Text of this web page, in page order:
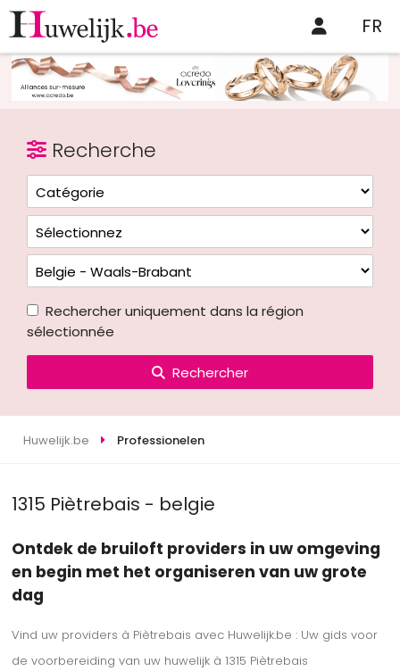
FR
Recherche
Rechercher uniquement dans la région
sélectionnée
Rechercher
Huwelijk.be Professionelen
1315 Piètrebais - belgie
Ontdek de bruiloft providers in uw omgeving
en begin met het organiseren van uw grote
dag
Vind uw providers à Piètrebais avec Huwelijk.be : Uw gids voor
de voorbereiding van uw huwelijk à 1315 Piètrebais